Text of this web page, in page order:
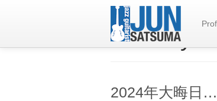
Monthly
2024年大晦日